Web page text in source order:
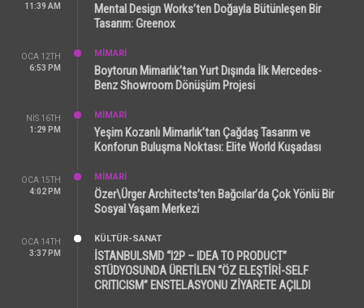
11:39 AM
Mental Design Works’ten Doğayla Bütünleşen Bir
Tasarım: Greenox
OCA 12TH
6:53 PM
MİMARİ
Boytorun Mimarlık’tan Yurt Dışında İlk Mercedes-
Benz Showroom Dönüşüm Projesi
NIS 16TH
1:29 PM
MİMARİ
Yeşim Kozanlı Mimarlık’tan Çağdaş Tasarım ve
Konforun Buluşma Noktası: Elite World Kuşadası
OCA 15TH
4:02 PM
MİMARİ
Özer\Ürger Architects’ten Bağcılar’da Çok Yönlü Bir
Sosyal Yaşam Merkezi
OCA 14TH
3:37 PM
KÜLTÜR-SANAT
İSTANBULSMD “I2P – IDEA TO PRODUCT”
STÜDYOSUNDA ÜRETİLEN “ÖZ ELEŞTİRİ-SELF
CRITICISM” ENSTELASYONU ZİYARETE AÇILDI